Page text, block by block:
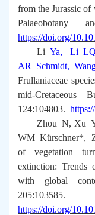
from the Jurassic
Palaeobotany
https://doi.org/
Li Ya, Li
AR Schmidt,
Frullaniaceae
mid-Cretaceous
124:104803.
Zhou N, Xu
WM Kürschner*,
of vegetation
extinction: Trends
with global
205:103585.
https://doi.org/